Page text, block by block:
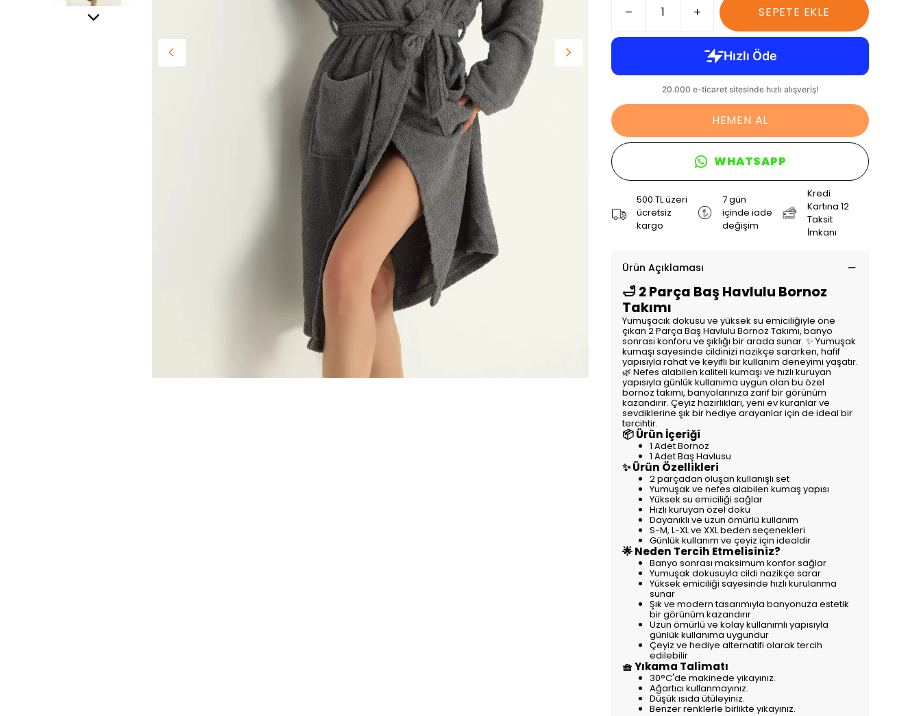
SEPETE EKLE
HEMEN AL
WHATSAPP
500 TL üzeri
ücretsiz
kargo
7 gün
içinde iade
değişim
Kredi
Kartına 12
Taksit
İmkanı
Ürün Açıklaması
🛁 2 Parça Baş Havlulu Bornoz
Takımı
Yumuşacık dokusu ve yüksek su emiciliğiyle öne
çıkan 2 Parça Baş Havlulu Bornoz Takımı, banyo
sonrası konforu ve şıklığı bir arada sunar. ✨ Yumuşak
kumaşı sayesinde cildinizi nazikçe sararken, hafif
yapısıyla rahat ve keyifli bir kullanım deneyimi yaşatır.
🌿 Nefes alabilen kaliteli kumaşı ve hızlı kuruyan
yapısıyla günlük kullanıma uygun olan bu özel
bornoz takımı, banyolarınıza zarif bir görünüm
kazandırır. Çeyiz hazırlıkları, yeni ev kuranlar ve
sevdiklerine şık bir hediye arayanlar için de ideal bir
tercihtir.
📦 Ürün İçeriği
1 Adet Bornoz
1 Adet Baş Havlusu
✨ Ürün Özellikleri
2 parçadan oluşan kullanışlı set
Yumuşak ve nefes alabilen kumaş yapısı
Yüksek su emiciliği sağlar
Hızlı kuruyan özel doku
Dayanıklı ve uzun ömürlü kullanım
S-M, L-XL ve XXL beden seçenekleri
Günlük kullanım ve çeyiz için idealdir
🌟 Neden Tercih Etmelisiniz?
Banyo sonrası maksimum konfor sağlar
Yumuşak dokusuyla cildi nazikçe sarar
Yüksek emiciliği sayesinde hızlı kurulanma
sunar
Şık ve modern tasarımıyla banyonuza estetik
bir görünüm kazandırır
Uzun ömürlü ve kolay kullanımlı yapısıyla
günlük kullanıma uygundur
Çeyiz ve hediye alternatifi olarak tercih
edilebilir
🧺 Yıkama Talimatı
30°C'de makinede yıkayınız.
Ağartıcı kullanmayınız.
Düşük ısıda ütüleyiniz.
Benzer renklerle birlikte yıkayınız.